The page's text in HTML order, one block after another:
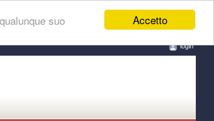
Accetto
suo
login